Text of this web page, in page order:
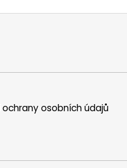
osobních údajů